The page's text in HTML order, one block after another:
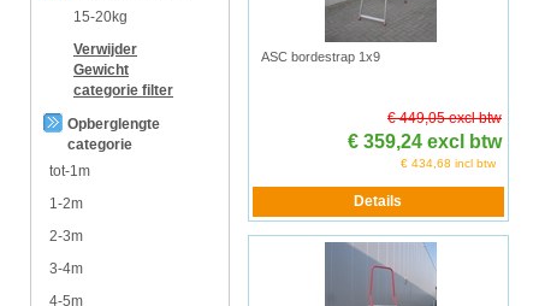
15-20kg
Verwijder
Gewicht
categorie filter
Opberglengte
categorie
tot-1m
1-2m
2-3m
3-4m
4-5m
ASC bordestrap 1x9
€ 449,05 excl btw
€ 359,24 excl btw
€ 434,68 incl btw